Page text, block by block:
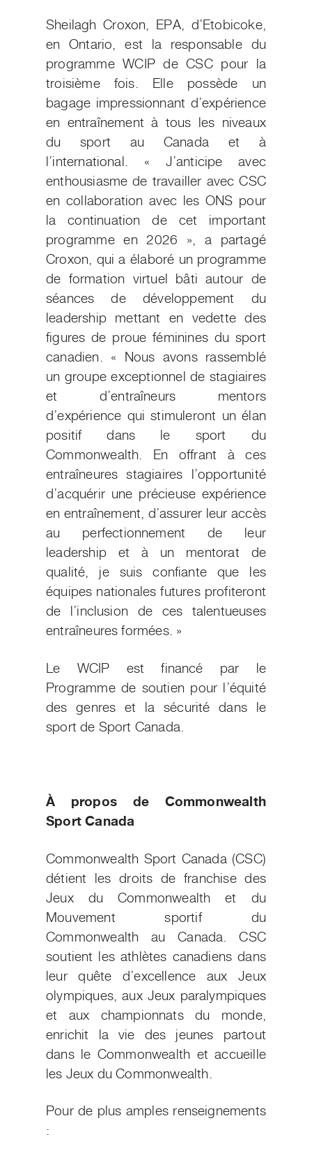
Sheilagh Croxon, EPA, d’Etobicoke,
en Ontario, est la responsable du
programme WCIP de CSC pour la
troisième fois. Elle possède un
bagage impressionnant d’expérience
en entraînement à tous les niveaux
du sport au Canada et à
l’international. « J’anticipe avec
enthousiasme de travailler avec CSC
en collaboration avec les ONS pour
la continuation de cet important
programme en 2026 », a partagé
Croxon, qui a élaboré un programme
de formation virtuel bâti autour de
séances de développement du
leadership mettant en vedette des
figures de proue féminines du sport
canadien. « Nous avons rassemblé
un groupe exceptionnel de stagiaires
et d’entraîneurs mentors
d’expérience qui stimuleront un élan
positif dans le sport du
Commonwealth. En offrant à ces
entraîneures stagiaires l’opportunité
d’acquérir une précieuse expérience
en entraînement, d’assurer leur accès
au perfectionnement de leur
leadership et à un mentorat de
qualité, je suis confiante que les
équipes nationales futures profiteront
de l’inclusion de ces talentueuses
entraîneures formées. »
Le WCIP est financé par le
Programme de soutien pour l’équité
des genres et la sécurité dans le
sport de Sport Canada.
À propos de Commonwealth
Sport Canada
Commonwealth Sport Canada (CSC)
détient les droits de franchise des
Jeux du Commonwealth et du
Mouvement sportif du
Commonwealth au Canada. CSC
soutient les athlètes canadiens dans
leur quête d’excellence aux Jeux
olympiques, aux Jeux paralympiques
et aux championnats du monde,
enrichit la vie des jeunes partout
dans le Commonwealth et accueille
les Jeux du Commonwealth.
Pour de plus amples renseignements
: